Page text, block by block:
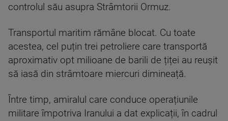
controlul său asupra Strâmtorii Ormuz.
Transportul maritim rămâne blocat. Cu toate
acestea, cel puțin trei petroliere care transportă
aproximativ opt milioane de barili de țiței au reușit
să iasă din strâmtoare miercuri dimineață.
Între timp, amiralul care conduce operațiunile
militare împotriva Iranului a dat explicații, în cadrul